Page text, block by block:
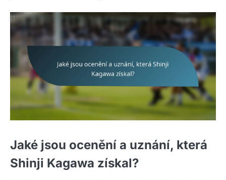
Jaké jsou ocenění a uznání, která
Shinji Kagawa získal?